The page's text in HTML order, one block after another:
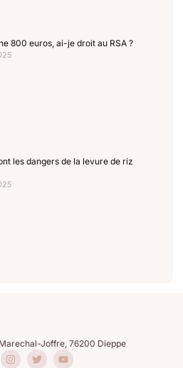
800 euros, ai-je droit au RSA ?
les dangers de la levure de riz
Joffre, 76200 Dieppe